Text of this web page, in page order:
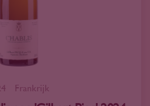
Frankrijk